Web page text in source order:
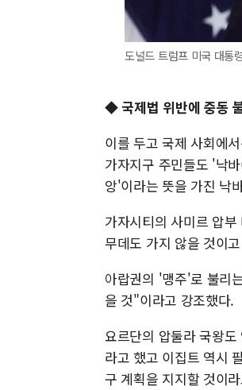
도널드 트럼프 미국 대
◆ 국제법 위반에 중동
이를 두고 국제 사회에
가자지구 주민들도 '낙
앙'이라는 뜻을 가진 낙
가자시티의 사미르 압
무데도 가지 않을 것이
아랍권의 '맹주'로 불리
을 것"이라고 강조했다.
요르단의 압둘라 국왕
라고 했고 이집트 역시
구 계획을 지지할 것이